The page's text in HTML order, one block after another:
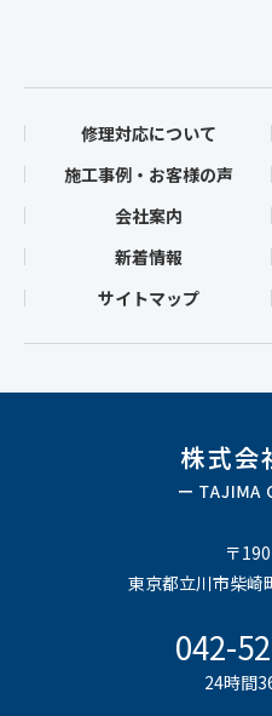
修理対応について
施工事例・お客様の声
会社案内
新着情報
サイトマップ
〒
東京都立川市柴崎
042-
24時間